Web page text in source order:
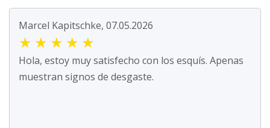
Marcel Kapitschke, 07.05.2026
★ ★ ★ ★ ★
Hola, estoy muy satisfecho con los esquís. Apenas
muestran signos de desgaste.